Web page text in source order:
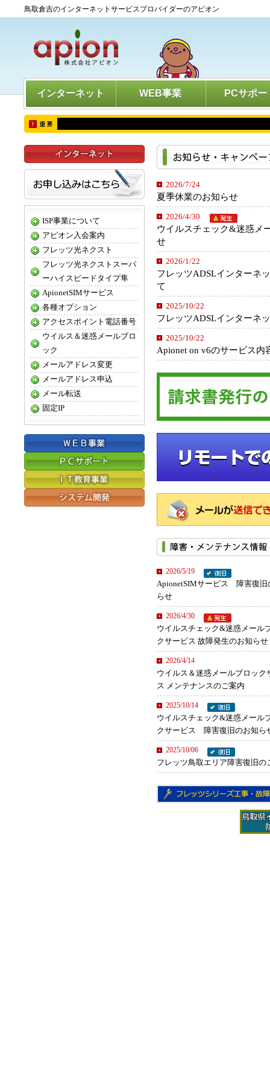
鳥取倉吉のインターネットサービスプロバイダーのアピオン
インターネット WEB事業 PCサポー
2026/7/24
夏季休業のお知らせ
2026/4/30
ウイルスチェック&迷惑メ
せ
2026/1/22
フレッツADSLインターネ
て
2025/10/22
フレッツADSLインターネ
2025/10/22
Apionet on v6のサービス内
2026/5/19
ApionetSIMサービス 障害復旧
らせ
2026/4/30
ウイルスチェック&迷惑メール
クサービス 故障発生のお知らせ
2026/4/14
ウイルス＆迷惑メールブロック
ス メンテナンスのご案内
2025/10/14
ウイルスチェック&迷惑メール
クサービス 障害復旧のお知ら
2025/10/06
フレッツ鳥取エリア障害復旧の
ISP事業について
アピオン入会案内
フレッツ光ネクスト
フレッツ光ネクストスーパ
ーハイスピードタイプ隼
ApionetSIMサービス
各種オプション
アクセスポイント電話番号
ウイルス＆迷惑メールブロ
ック
メールアドレス変更
メールアドレス申込
メール転送
固定IP